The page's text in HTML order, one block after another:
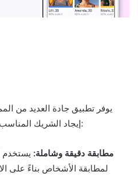
يوفر تطبيق جادة العديد من
إيجاد الشريك المناسب لهم. تشمل بعض هذه المميزات:
مطابقة دقيقة وشاملة: يستخدم
لمطابقة الأشخاص بناءً على